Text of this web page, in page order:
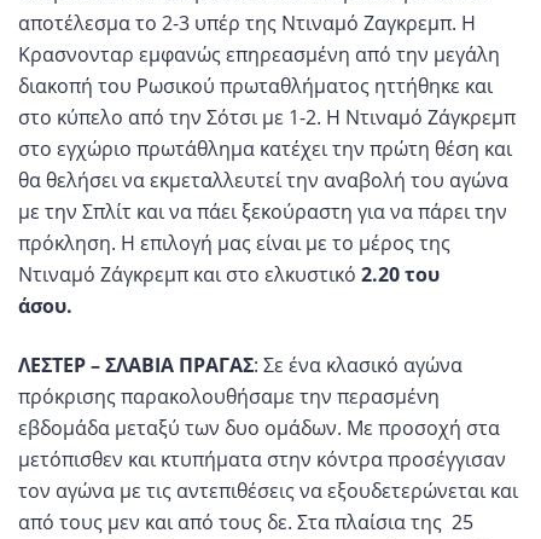
αποτέλεσμα το 2-3 υπέρ της Ντιναμό Ζαγκρεμπ. Η
Κρασνονταρ εμφανώς επηρεασμένη από την μεγάλη
διακοπή του Ρωσικού πρωταθλήματος ηττήθηκε και
στο κύπελο από την Σότσι με 1-2. Η Ντιναμό Ζάγκρεμπ
στο εγχώριο πρωτάθλημα κατέχει την πρώτη θέση και
θα θελήσει να εκμεταλλευτεί την αναβολή του αγώνα
με την Σπλίτ και να πάει ξεκούραστη για να πάρει την
πρόκληση. Η επιλογή μας είναι με το μέρος της
Ντιναμό Ζάγκρεμπ και στο ελκυστικό 2.20 του
άσου.
ΛΕΣΤΕΡ – ΣΛΑΒΙΑ ΠΡΑΓΑΣ: Σε ένα κλασικό αγώνα
πρόκρισης παρακολουθήσαμε την περασμένη
εβδομάδα μεταξύ των δυο ομάδων. Με προσοχή στα
μετόπισθεν και κτυπήματα στην κόντρα προσέγγισαν
τον αγώνα με τις αντεπιθέσεις να εξουδετερώνεται και
από τους μεν και από τους δε. Στα πλαίσια της 25